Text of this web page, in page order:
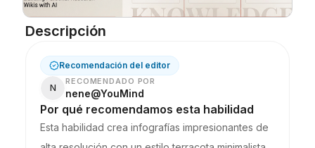
Actualizaciones
Descripción
Recomendación del editor
N
RECOMENDADO POR
nene@YouMind
Por qué recomendamos esta habilidad
Esta habilidad crea infografías impresionantes de